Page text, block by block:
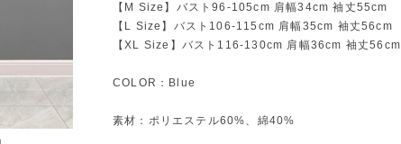
【M Size】バスト96-105cm 肩幅34cm 袖丈55cm
【L Size】バスト106-115cm 肩幅35cm 袖丈56cm
【XL Size】バスト116-130cm 肩幅36cm 袖丈56cm
COLOR：Blue
素材：ポリエステル60%、綿40%